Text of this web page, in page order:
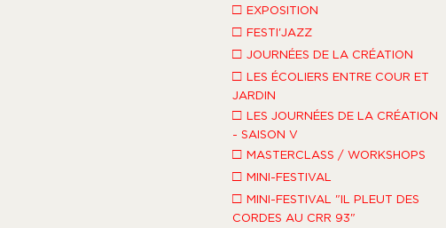
□ EXPOSITION
□ FESTI'JAZZ
□ JOURNÉES DE LA CRÉATION
□ LES ÉCOLIERS ENTRE COUR ET
JARDIN
□ LES JOURNÉES DE LA CRÉATION
- SAISON V
□ MASTERCLASS / WORKSHOPS
□ MINI-FESTIVAL
□ MINI-FESTIVAL "IL PLEUT DES
CORDES AU CRR 93"